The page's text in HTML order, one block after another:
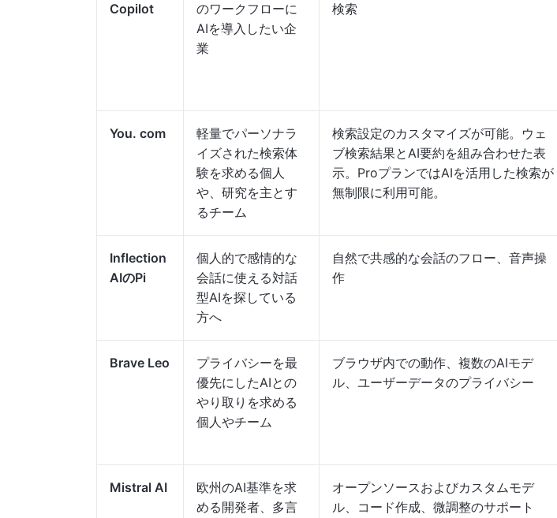
Copilot
のワークフローに
AIを導入したい企
業
検索
You. com
軽量でパーソナラ
イズされた検索体
験を求める個人
や、研究を主とす
るチーム
検索設定のカスタマイズが可能。ウェ
ブ検索結果とAI要約を組み合わせた表
示。ProプランではAIを活用した検索が
無制限に利用可能。
Inflection
AIのPi
個人的で感情的な
会話に使える対話
型AIを探している
方へ
自然で共感的な会話のフロー、音声操
作
Brave Leo
プライバシーを最
優先にしたAIとの
やり取りを求める
個人やチーム
ブラウザ内での動作、複数のAIモデ
ル、ユーザーデータのプライバシー
Mistral AI
欧州のAI基準を求
める開発者、多言
オープンソースおよびカスタムモデ
ル、コード作成、微調整のサポート